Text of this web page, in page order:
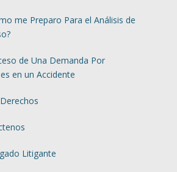
me Preparo Para el Análisis de
de Una Demanda Por
en un Accidente
Litigante